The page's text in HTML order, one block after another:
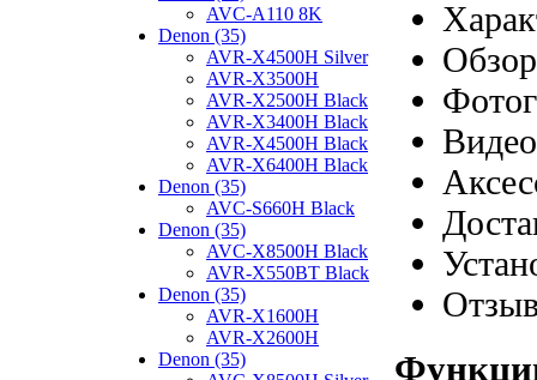
AVC-A110 8K
Denon (35)
AVR-X4500H Silver
AVR-X3500H
AVR-X2500H Black
AVR-X3400H Black
AVR-X4500H Black
AVR-X6400H Black
Denon (35)
AVC-S660H Black
Denon (35)
AVC-X8500H Black
AVR-X550BT Black
Denon (35)
AVR-X1600H
AVR-X2600H
Denon (35)
Обзор
Видео